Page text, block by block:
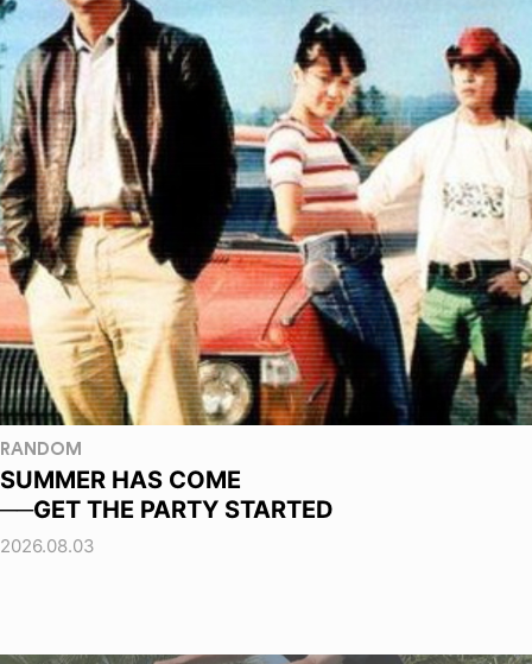
RANDOM
SUMMER HAS COME
──GET THE PARTY STARTED
2026.08.03